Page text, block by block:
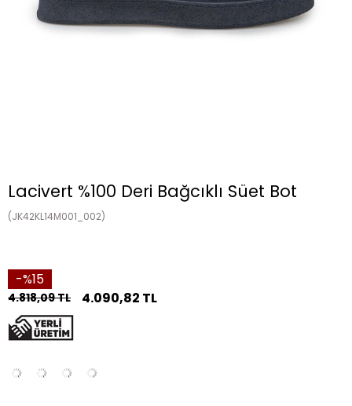
Lacivert %100 Deri Bağcıklı Süet Bot
(JK42KL14M001_002)
15
4.818,09 TL 4.090,82 TL